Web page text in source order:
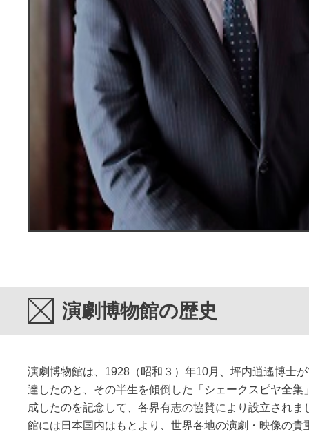
演劇博物館の歴史
演劇博物館は、1928（昭和３）年10月、坪内逍遙博士
達したのと、その半生を傾倒した「シェークスピヤ全集
成したのを記念して、各界有志の協賛により設立されま
館には日本国内はもとより、世界各地の演劇・映像の貴